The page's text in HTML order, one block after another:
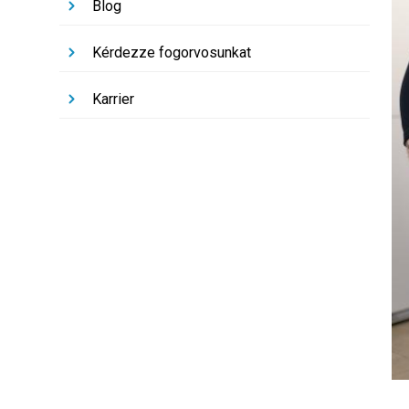
Blog
Kérdezze fogorvosunkat
Karrier